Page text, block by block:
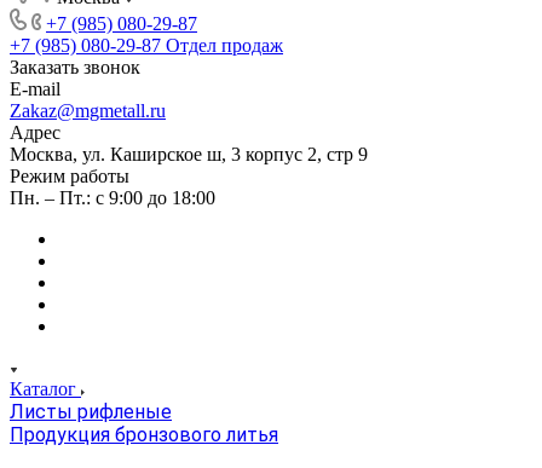
+7 (985) 080-29-87
+7 (985) 080-29-87 Отдел продаж
Заказать звонок
E-mail
Zakaz@mgmetall.ru
Адрес
Москва, ул. Каширское ш, 3 корпус 2, стр 9
Режим работы
Пн. – Пт.: с 9:00 до 18:00
Каталог
Листы рифленые
Продукция бронзового литья